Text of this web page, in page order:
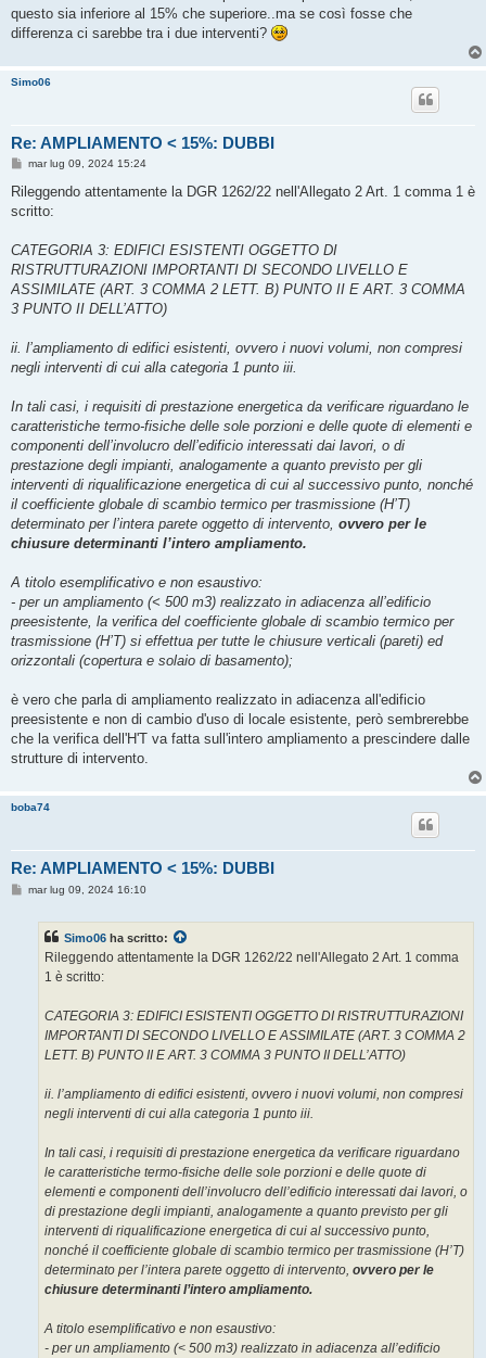
g
i
questo sia inferiore al 15% che superiore..ma se così fosse che
differenza ci sarebbe tra i due interventi?
Simo06
Re: AMPLIAMENTO < 15%: DUBBI
M
s
a
i
o
mar lug 09, 2024 15:24
Rileggendo attentamente la DGR 1262/22 nell'Allegato 2 Art. 1 comma 1 è
scritto:
CATEGORIA 3: EDIFICI ESISTENTI OGGETTO DI
RISTRUTTURAZIONI IMPORTANTI DI SECONDO LIVELLO E
ASSIMILATE (ART. 3 COMMA 2 LETT. B) PUNTO II E ART. 3 COMMA
3 PUNTO II DELL’ATTO)
ii. l’ampliamento di edifici esistenti, ovvero i nuovi volumi, non compresi
negli interventi di cui alla categoria 1 punto iii.
In tali casi, i requisiti di prestazione energetica da verificare riguardano le
caratteristiche termo-fisiche delle sole porzioni e delle quote di elementi e
componenti dell’involucro dell’edificio interessati dai lavori, o di
prestazione degli impianti, analogamente a quanto previsto per gli
interventi di riqualificazione energetica di cui al successivo punto, nonché
il coefficiente globale di scambio termico per trasmissione (H’T)
determinato per l’intera parete oggetto di intervento, ovvero per le
chiusure determinanti l’intero ampliamento.
A titolo esemplificativo e non esaustivo:
- per un ampliamento (< 500 m3) realizzato in adiacenza all’edificio
preesistente, la verifica del coefficiente globale di scambio termico per
trasmissione (H’T) si effettua per tutte le chiusure verticali (pareti) ed
orizzontali (copertura e solaio di basamento);
è vero che parla di ampliamento realizzato in adiacenza all'edificio
preesistente e non di cambio d'uso di locale esistente, però sembrerebbe
che la verifica dell'H'T va fatta sull'intero ampliamento a prescindere dalle
strutture di intervento.
boba74
Re: AMPLIAMENTO < 15%: DUBBI
Mmar lug 09, 2024 16:10
Simo06 ha scritto:
Rileggendo attentamente la DGR 1262/22 nell'Allegato 2 Art. 1 comma
1 è scritto:
CATEGORIA 3: EDIFICI ESISTENTI OGGETTO DI RISTRUTTURAZIONI
IMPORTANTI DI SECONDO LIVELLO E ASSIMILATE (ART. 3 COMMA 2
LETT. B) PUNTO II E ART. 3 COMMA 3 PUNTO II DELL’ATTO)
ii. l’ampliamento di edifici esistenti, ovvero i nuovi volumi, non compresi
negli interventi di cui alla categoria 1 punto iii.
In tali casi, i requisiti di prestazione energetica da verificare riguardano
le caratteristiche termo-fisiche delle sole porzioni e delle quote di
elementi e componenti dell’involucro dell’edificio interessati dai lavori, o
di prestazione degli impianti, analogamente a quanto previsto per gli
interventi di riqualificazione energetica di cui al successivo punto,
nonché il coefficiente globale di scambio termico per trasmissione (H’T)
determinato per l’intera parete oggetto di intervento, ovvero per le
chiusure determinanti l’intero ampliamento.
A titolo esemplificativo e non esaustivo:
- per un ampliamento (< 500 m3) realizzato in adiacenza all’edificio